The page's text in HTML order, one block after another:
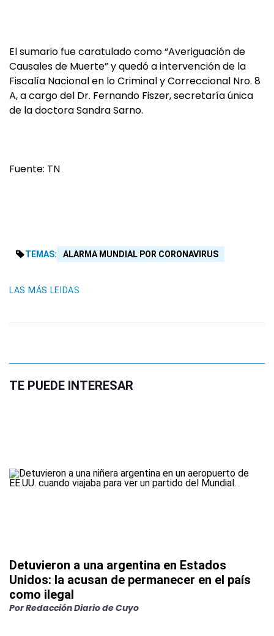
El sumario fue caratulado como “Averiguación de
Causales de Muerte” y quedó a intervención de la
Fiscalía Nacional en lo Criminal y Correccional Nro. 8
A, a cargo del Dr. Fernando Fiszer, secretaría única
de la doctora Sandra Sarno.
Fuente: TN
TEMAS: ALARMA MUNDIAL POR CORONAVIRUS
LAS MÁS LEIDAS
TE PUEDE INTERESAR
Detuvieron a una argentina en Estados
Unidos: la acusan de permanecer en el país
como ilegal
PorRedacción Diario de Cuyo